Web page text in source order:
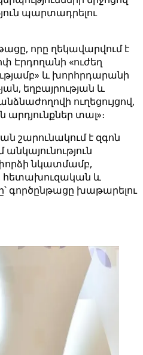
պարտադրելու
որը ղեկավարվում է
«ուժեղ
և խորհրդարանի
եղբայրության և
ուղեցույցով,
տալ»։
շարունակում է զգոն
նկատմամբ,
հետախուզական և
գործընթացը խաթարելու